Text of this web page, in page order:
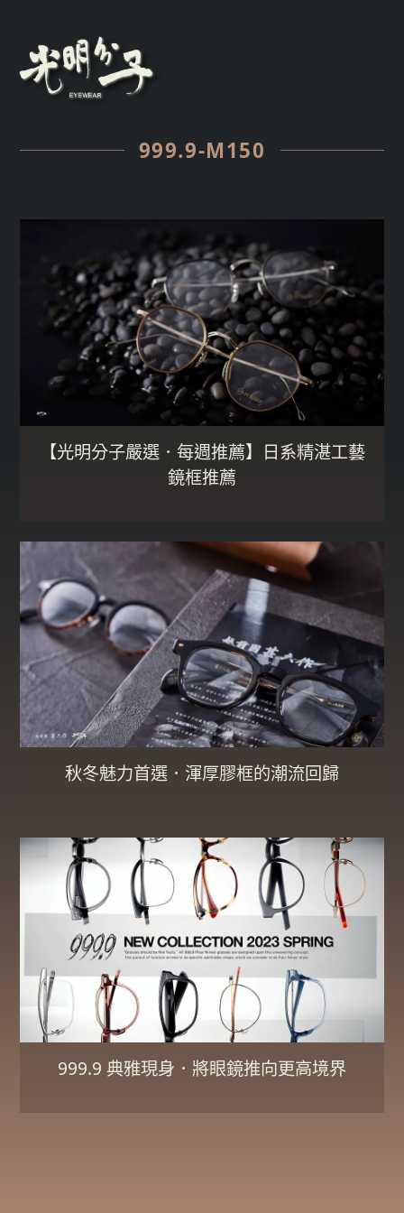
999.9-M150
【光明分子嚴選．每週推薦】日系精湛工藝
鏡框推薦
秋冬魅力首選．渾厚膠框的潮流回歸
999.9 典雅現身．將眼鏡推向更高境界